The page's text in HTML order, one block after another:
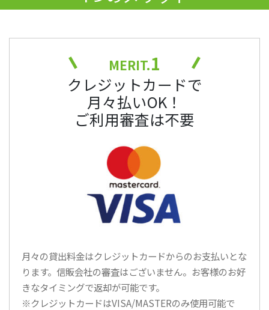
MERIT.1
クレジットカードで
月々払いOK！
ご利用審査は不要
月々の貸出料金はクレジットカードからのお支払いとな
ります。信販会社の審査はございません。お客様のお好
きなタイミングで返却が可能です。
※クレジットカードはVISA/MASTERのみ使用可能で